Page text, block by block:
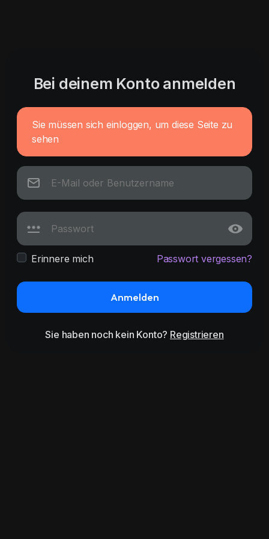
Bei deinem Konto anmelden
Sie müssen sich einloggen, um diese Seite zu
sehen
Erinnere mich Passwort vergessen?
Anmelden
Sie haben noch kein Konto? Registrieren